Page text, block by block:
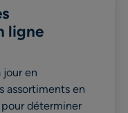
ligne
en
assortiments en
déterminer